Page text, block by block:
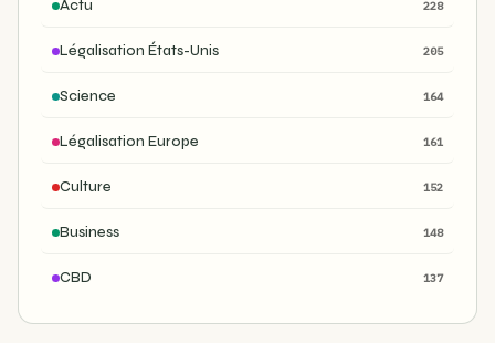
Actu 228
Légalisation États-Unis 205
Science 164
Légalisation Europe 161
Culture 152
Business 148
CBD 137